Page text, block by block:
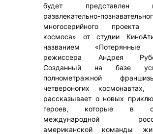
будет представлен
развлекательно-
многосерийного проекта
космоса» от студии
названием «Потерянные
режиссера Андрея
Созданный на базе
полнометражной
четвероногих космонавтах,
рассказывает о новых
героев, которые в
международной
американской команды